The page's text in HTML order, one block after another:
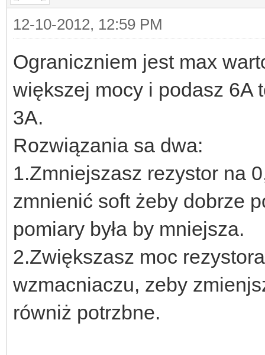
12-10-2012, 12:59 PM
Ograniczniem jest max
większej mocy i podasz 6A
3A.
Rozwiązania sa dwa:
1.Zmniejszasz rezystor na
zmnienić soft żeby dobrze
pomiary była by mniejsza.
2.Zwiększasz moc
wzmacniaczu, zeby
równiż potrzbne.